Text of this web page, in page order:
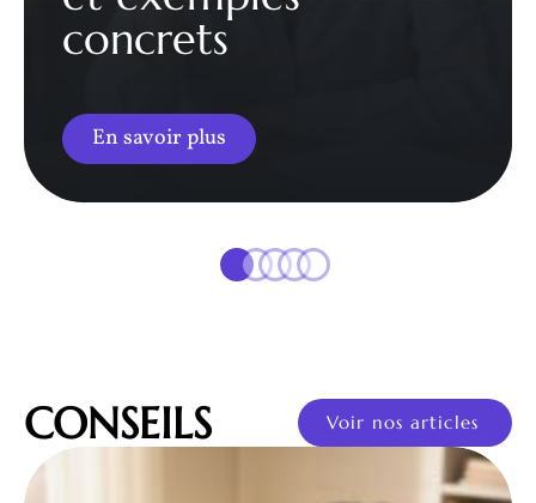
concrets
En savoir plus
CONSEILS Voir nos articles